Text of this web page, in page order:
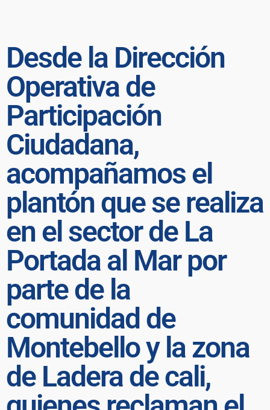
Desde la Dirección
Operativa de
Participación
Ciudadana,
acompañamos el
plantón que se realiza
en el sector de La
Portada al Mar por
parte de la
comunidad de
Montebello y la zona
de Ladera de cali,